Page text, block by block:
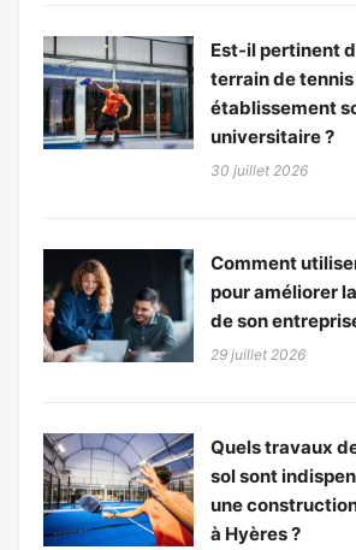
Est-il pertinent
terrain de tennis
établissement
universitaire ?
30 juillet 2026
Comment
pour améliorer
de son
29 juillet 2026
Quels travaux
sol sont
une
à Hyères ?